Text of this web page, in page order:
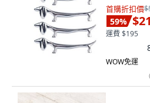
首購折扣價
59%
運費 $195
WOW免運
(